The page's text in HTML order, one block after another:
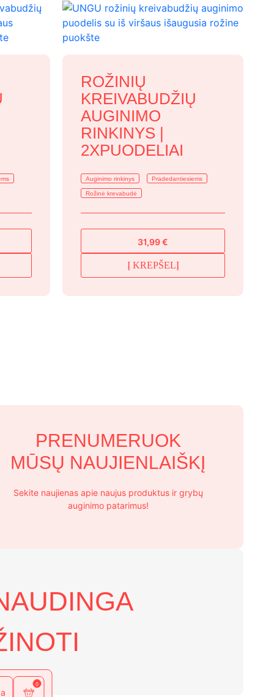
0
ROŽINIŲ
KREIVABUDŽIŲ
AUGINIMO
RINKINYS |
2XPUODELIAI
Auginimo rinkinys Pradedantiesiems
Rožinė krevabudė
31,99€
Į KREPŠELĮ
PRENUMERUOK
MŪSŲ NAUJIENLAIŠKĮ
Sekite naujienas apie naujus produktus ir grybų
auginimo patarimus!